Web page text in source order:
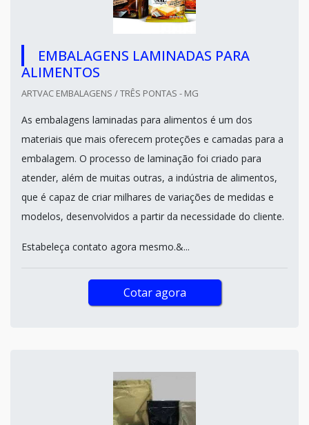
EMBALAGENS LAMINADAS PARA
ALIMENTOS
ARTVAC EMBALAGENS / TRÊS PONTAS - MG
As embalagens laminadas para alimentos é um dos
materiais que mais oferecem proteções e camadas para a
embalagem. O processo de laminação foi criado para
atender, além de muitas outras, a indústria de alimentos,
que é capaz de criar milhares de variações de medidas e
modelos, desenvolvidos a partir da necessidade do cliente.
Estabeleça contato agora mesmo.&...
Cotar agora